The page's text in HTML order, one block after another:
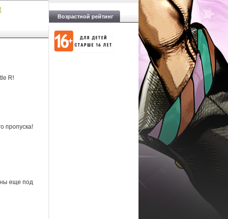
R!
пропуска!
еще под
Возрастной рейтинг